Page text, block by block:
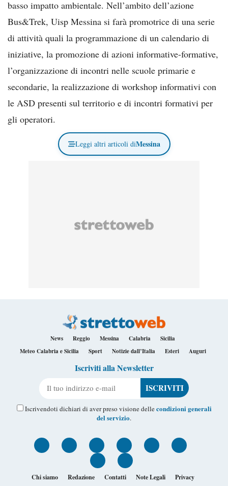
basso impatto ambientale. Nell’ambito dell’azione
Bus&Trek, Uisp Messina si farà promotrice di una serie
di attività quali la programmazione di un calendario di
iniziative, la promozione di azioni informative-formative,
l’organizzazione di incontri nelle scuole primarie e
secondarie, la realizzazione di workshop informativi con
le ASD presenti sul territorio e di incontri formativi per
gli operatori.
Leggi altri articoli diMessina
News Reggio Messina Calabria
Sicilia
Meteo Calabria e Sicilia
Sport Notizie dall’Italia Esteri Auguri
Iscriviti alla Newsletter
Iscrivendoti dichiari di aver preso visione dellecondizioni generali
del servizio.
Chi siamo Redazione Contatti Note Legali Privacy